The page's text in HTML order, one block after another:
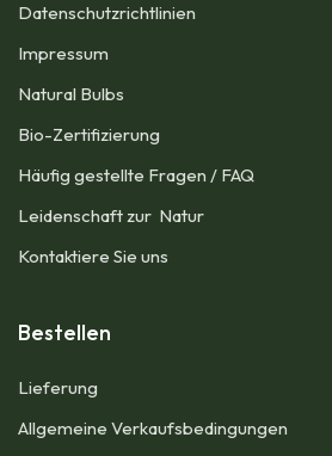
Datenschutzrichtlinien
Impressum​
Natural Bulbs
Bio-Zertifizierung
Häufig gestellte Fragen / FAQ
Leidenschaft zur Natur
Kontaktiere Sie uns
Bestellen
Lieferung
Allgemeine Verkaufsbedingungen​